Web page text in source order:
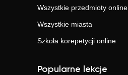
Wszystkie przedmioty online
Wszystkie miasta
Szkoła korepetycji online
Popularne lekcje